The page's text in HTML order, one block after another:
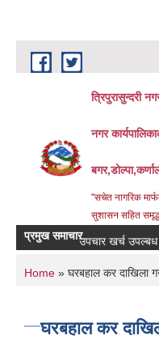
Skip to main content
त्रिपुरासुन्दरी
नगर
"सचेत नागरिक
सुशासन सहित
प्रमुख समाचार
‍‌औषधि उपचार खर्च उपल्बध
You are
Home » घरबहाल कर दाखिला
घरबहाल कर